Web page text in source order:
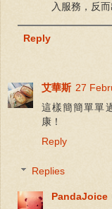
入服務，反
Reply
艾華斯 27
這樣簡簡單單
康！
Reply
Replies
PandaJoice